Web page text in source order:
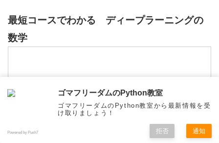
最短コースでわかる ディープラーニングの
数学
トップ サイドバー
ゴマフリーダムのPython教室
ゴマフリーダムのPython教室から最新情報を受
け取りましょう！
Powered by Push7 拒否 通知